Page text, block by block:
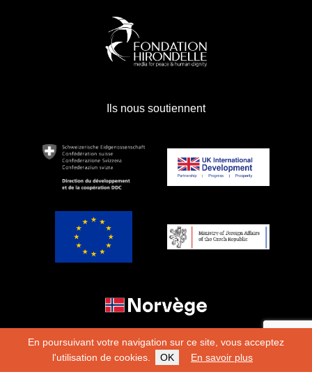
En poursuivant votre navigation sur ce site, vous acceptez
l'utilisation de cookies.
OK En savoir plus
Ils nous soutiennent